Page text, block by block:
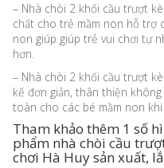
– Nhà chòi 2 khối cầu trượt
chất cho trẻ mầm non hỗ trợ
non giúp giúp trẻ vui chơi tự
hơn.
– Nhà chòi 2 khối cầu trượt
kế đơn giản, thân thiện
toàn cho các bé mầm non khi
Tham khảo thêm 1 số
phẩm nhà chòi cầu
chơi Hà Huy sản xuất,